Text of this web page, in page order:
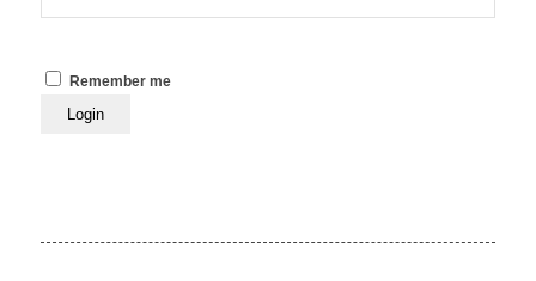
Remember me